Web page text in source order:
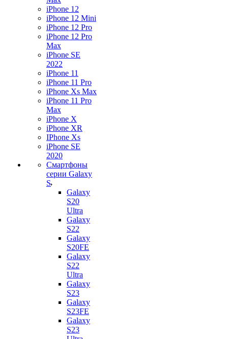
iPhone 12
iPhone 12 Mini
iPhone 12 Pro
iPhone 12 Pro
Max
iPhone SE
2022
iPhone 11
iPhone 11 Pro
iPhone Xs Max
iPhone 11 Pro
Max
iPhone X
iPhone XR
IPhone Xs
iPhone SE
2020
Смартфоны
серии Galaxy
S
Galaxy
S20
Ultra
Galaxy
S22
Galaxy
S20FE
Galaxy
S22
Ultra
Galaxy
S23
Galaxy
S23FE
Galaxy
S23